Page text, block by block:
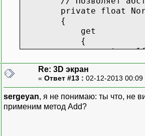
}
}
// Контроллер
{
//
private
// 2D
private float
{
get
{
return 1f /
}
}
public
{
Re: 3D экран
« Ответ #13 : 02-12-2013
sergeyan, я не понимаю: ты что, не
применим метод Add?